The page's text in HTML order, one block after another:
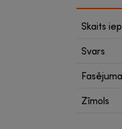
Skaits
Svars
Zīmols